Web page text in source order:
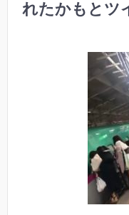
れたかもとツ